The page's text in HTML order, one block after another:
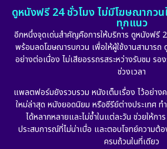
Film
Gothic
HBO GO
HBO Max
ดูหนังฟรี 24 ชั่วโมง ไม่มีโฆษณากวน
ทุกแนว
อีกหนึ่งจุดเด่นสำคัญคือการให้บริการ ดูหนังฟรี
พร้อมลดโฆษณารบกวน เพื่อให้ผู้ใช้งานสามารถ
อย่างต่อเนื่อง ไม่เสียอรรถรสระหว่างรับชม รอ
ช่วงเวลา
แพลตฟอร์มยังรวบรวม หนังเต็มเรื่อง ไว้อย่าง
ใหม่ล่าสุด หนังยอดนิยม หรือซีรีย์ต่างประเทศ ท
ได้หลากหลายและไม่ซ้ำในแต่ละวัน ช่วยให้ก
ประสบการณ์ที่ไม่น่าเบื่อ และตอบโจทย์ความต้อ
ครบถ้วนในที่เดียว